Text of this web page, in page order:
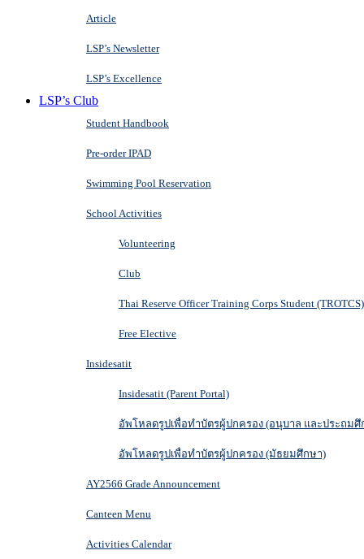
Article
LSP’s Newsletter
LSP’s Excellence
LSP’s Club
Student Handbook
Pre-order IPAD
Swimming Pool Reservation
School Activities
Volunteering
Club
Thai Reserve Officer Training Corps Student (TROTCS)
Free Elective
Insidesatit
Insidesatit (Parent Portal)
อัพโหลดรูปเพื่อทำบัตรผู้ปกครอง (อนุบาล และประถมศึ
อัพโหลดรูปเพื่อทำบัตรผู้ปกครอง (มัธยมศึกษา)
AY2566 Grade Announcement
Canteen Menu
Activities Calendar